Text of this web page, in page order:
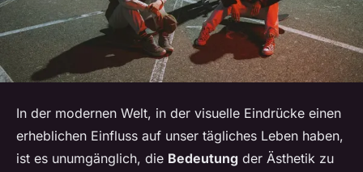
In der modernen Welt, in der visuelle Eindrücke einen
erheblichen Einfluss auf unser tägliches Leben haben,
ist es unumgänglich, die Bedeutung der Ästhetik zu